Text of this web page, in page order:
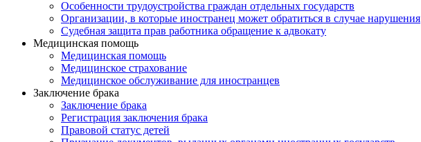
Особенности трудоустройства граждан отдельных государств
Организации, в которые иностранец может обратиться в случае нарушения
Судебная защита прав работника обращение к адвокату
Медицинская помощь
Медицинская помощь
Медицинское страхование
Медицинское обслуживание для иностранцев
Заключение брака
Заключение брака
Регистрация заключения брака
Правовой статус детей